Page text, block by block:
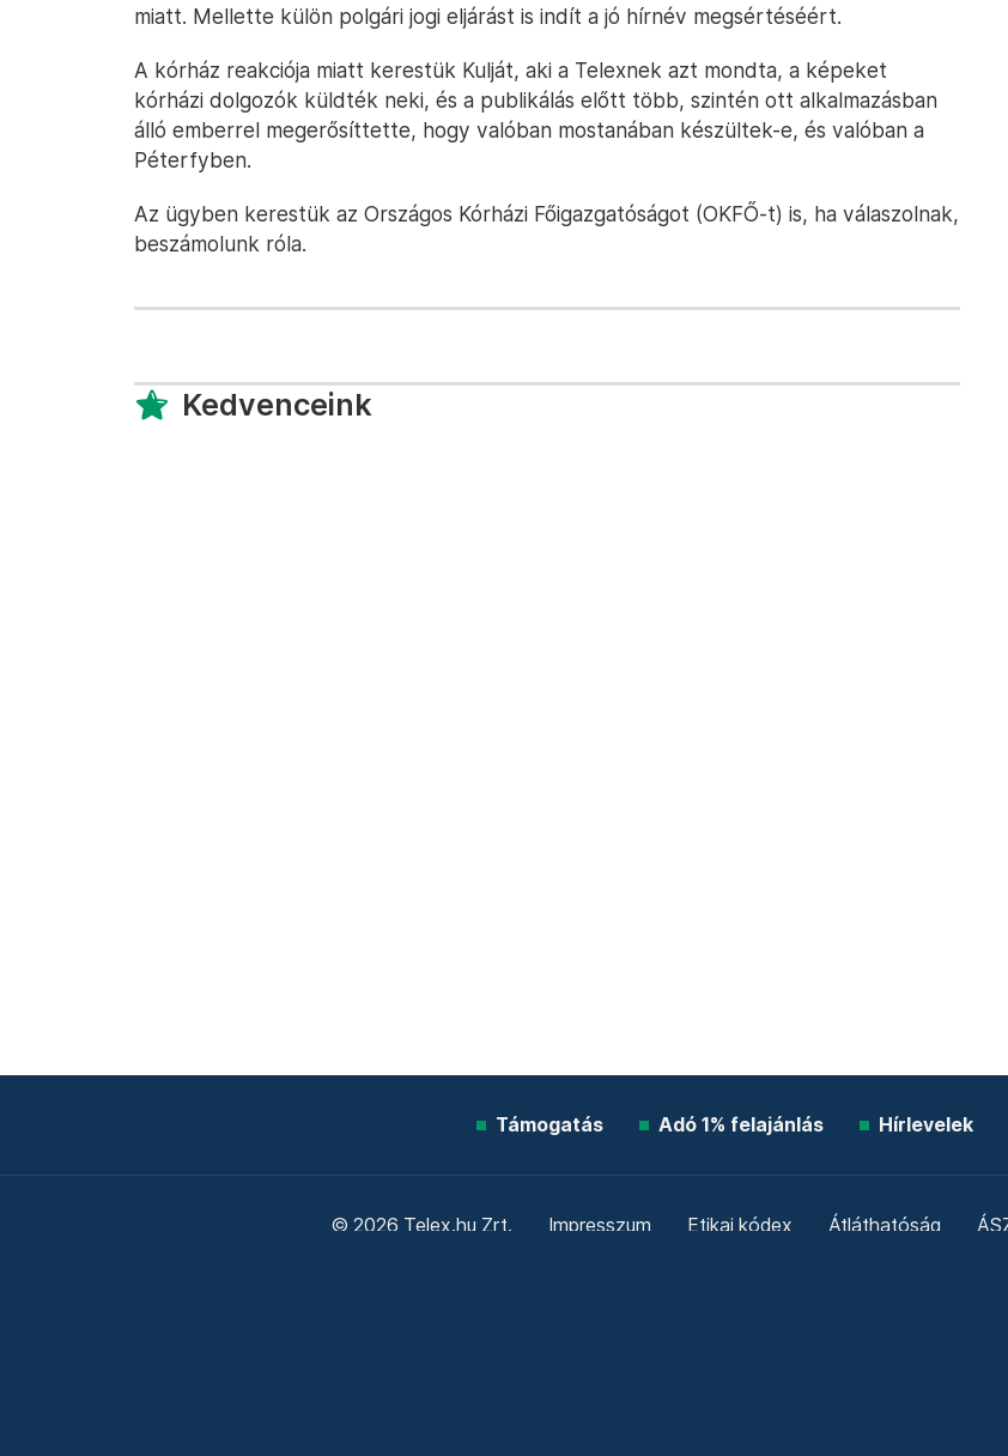
miatt. Mellette külön polgári jogi eljárást is indít a jó hírnév megsértéséért.
A kórház reakciója miatt kerestük Kulját, aki a Telexnek azt mondta, a képeket
kórházi dolgozók küldték neki, és a publikálás előtt több, szintén ott alkalmazásban
álló emberrel megerősíttette, hogy valóban mostanában készültek-e, és valóban a
Péterfyben.
Az ügyben kerestük az Országos Kórházi Főigazgatóságot (OKFŐ-t) is, ha válaszolnak,
beszámolunk róla.
Kedvenceink
Támogatás Adó 1% felajánlás Hírlevelek
© 2026 Telex.hu Zrt. Impresszum Etikai kódex Átláthatóság